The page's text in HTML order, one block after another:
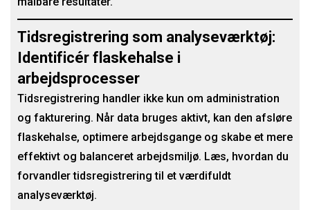
Tidsregistrering som analyseværktøj:
Identificér flaskehalse i
arbejdsprocesser
Tidsregistrering handler ikke kun om administration
og fakturering. Når data bruges aktivt, kan den afsløre
flaskehalse, optimere arbejdsgange og skabe et mere
effektivt og balanceret arbejdsmiljø. Læs, hvordan du
forvandler tidsregistrering til et værdifuldt
analyseværktøj.